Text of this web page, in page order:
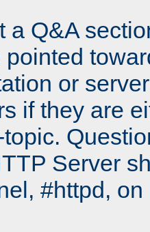
a Q&A
pointed
or
if they are
Server
#httpd,